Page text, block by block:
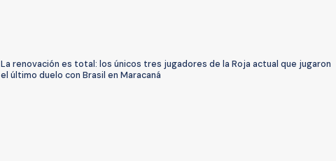
La renovación es total: los únicos tres jugadores de la Roja actual que jugaron
el último duelo con Brasil en Maracaná